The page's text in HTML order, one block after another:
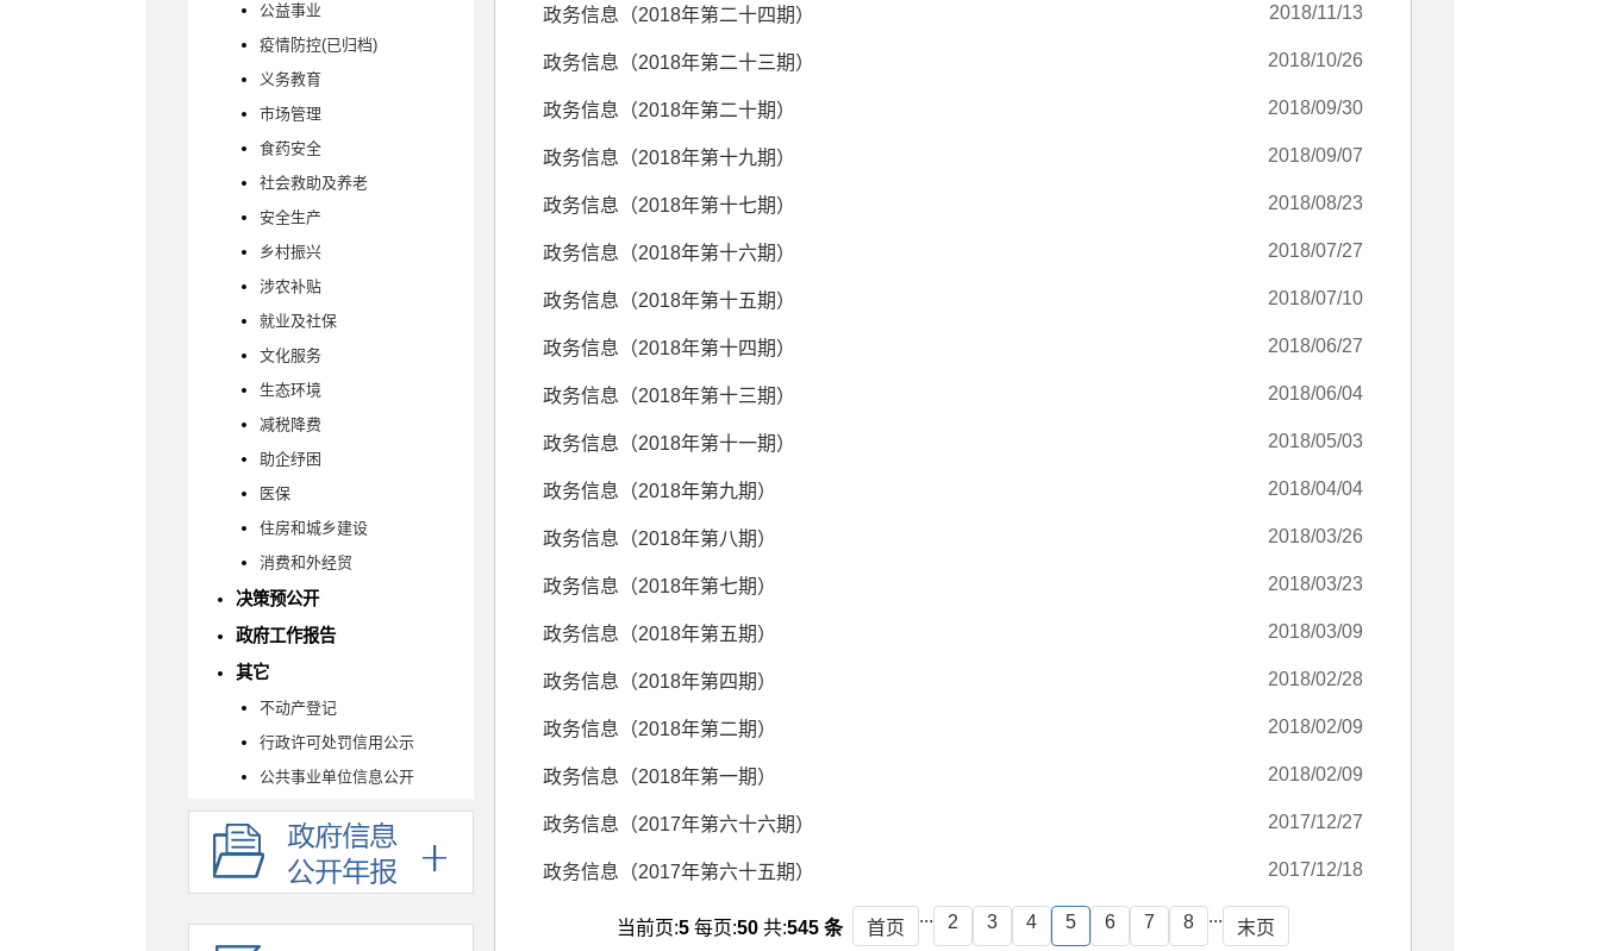
公益事业
疫情防控(已归档)
义务教育
市场管理
食药安全
社会救助及养老
安全生产
乡村振兴
涉农补贴
就业及社保
文化服务
生态环境
减税降费
助企纾困
医保
住房和城乡建设
消费和外经贸
决策预公开
政府工作报告
其它
不动产登记
行政许可处罚信用公示
公共事业单位信息公开
政务信息（2018年第二十四期） 2018/11/13
政务信息（2018年第二十三期） 2018/10/26
政务信息（2018年第二十期） 2018/09/30
政务信息（2018年第十九期） 2018/09/07
政务信息（2018年第十七期） 2018/08/23
政务信息（2018年第十六期） 2018/07/27
政务信息（2018年第十五期） 2018/07/10
政务信息（2018年第十四期） 2018/06/27
政务信息（2018年第十三期） 2018/06/04
政务信息（2018年第十一期） 2018/05/03
政务信息（2018年第九期） 2018/04/04
政务信息（2018年第八期） 2018/03/26
政务信息（2018年第七期） 2018/03/23
政务信息（2018年第五期） 2018/03/09
政务信息（2018年第四期） 2018/02/28
政务信息（2018年第二期） 2018/02/09
政务信息（2018年第一期） 2018/02/09
政务信息（2017年第六十六期） 2017/12/27
政务信息（2017年第六十五期） 2017/12/18
当前页:5 每页:50 共:545 条 首页
... 2 3 4 5 6 7 8 ...
末页